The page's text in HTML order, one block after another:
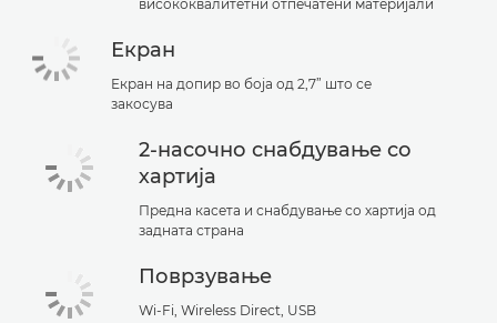
висококвалитетни отпечатени материјали
Екран
Екран на допир во боја од 2,7” што се
закосува
2-насочно снабдување со
хартија
Предна касета и снабдување со хартија од
задната страна
Поврзување
Wi-Fi, Wireless Direct, USB